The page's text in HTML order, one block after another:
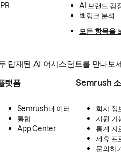
AI 브랜드 감
백링크 분석
모든 항목을
탑재된 AI 어시스턴트를 만나보
랫폼
Semrush 데이터
통합
App Center
Semrush
회사 정
지원 가
통계 자
제휴 프
문의하